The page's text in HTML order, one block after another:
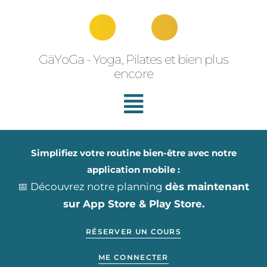
GäYoGa - Yoga, Pilates et bien plus
encore
Simplifiez votre routine bien-être avec notre
application mobile :
📅 Découvrez notre planning dès maintenant
sur App Store & Play Store.
RÉSERVER UN COURS
ME CONNECTER